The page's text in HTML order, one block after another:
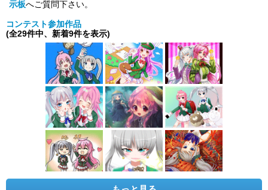
示板へご質問下さい。
コンテスト参加作品
(全29件中、新着9件を表示)